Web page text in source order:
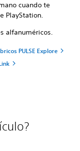
cuando te
PlayStation.
alfanuméricos.
PULSE Explore